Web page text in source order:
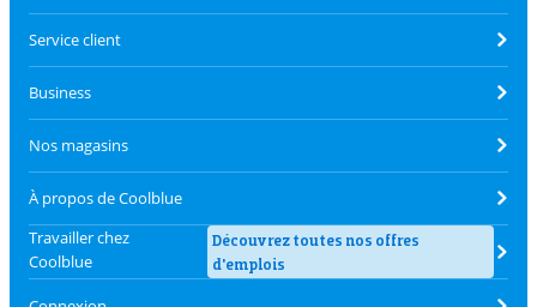
Service client
Business
Nos magasins
À propos de Coolblue
Travailler chez
Coolblue
Découvrez toutes nos offres
d'emplois